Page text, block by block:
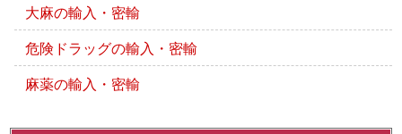
大麻の輸入・密輸
危険ドラッグの輸入・密輸
麻薬の輸入・密輸